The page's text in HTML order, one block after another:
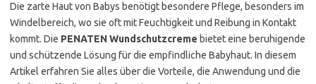
Die zarte Haut von Babys benötigt besondere Pflege, besonders im
Windelbereich, wo sie oft mit Feuchtigkeit und Reibung in Kontakt
kommt. Die PENATEN Wundschutzcreme bietet eine beruhigende
und schützende Lösung für die empfindliche Babyhaut. In diesem
Artikel erfahren Sie alles über die Vorteile, die Anwendung und die